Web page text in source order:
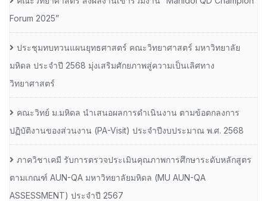
Forum 2025”
ประชุมทบทวนแผนยุทธศาสตร์ คณะวิทยาศาสตร์ มหาวิทยาลัย
มหิดล ประจำปี 2568 มุ่งเสริมศักยภาพสู่ความเป็นเลิศทาง
วิทยาศาสตร์
คณะวิทย์ ม.มหิดล นำเสนอผลการดำเนินงาน ตามข้อตกลงการ
ปฏิบัติงานของส่วนงาน (PA-Visit) ประจำปีงบประมาณ พ.ศ. 2568
ภาควิชาเคมี รับการตรวจประเมินคุณภาพการศึกษาระดับหลักสูตร
ตามเกณฑ์ AUN-QA มหาวิทยาลัยมหิดล (MU AUN-QA
ASSESSMENT) ประจำปี 2567